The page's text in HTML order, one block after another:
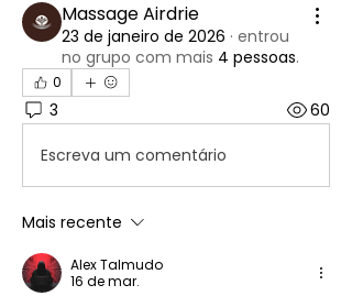
Massage Airdrie
23 de janeiro de 2026 · entrou
no grupo com mais 4 pessoas.
0
3 60
Escreva um comentário
Mais recente
Alex Talmudo
16 de mar.